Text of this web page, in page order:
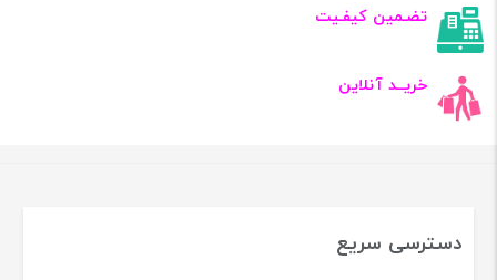
تضـمین کیفـیت
خریــد آنلاین
دسترسی سریع